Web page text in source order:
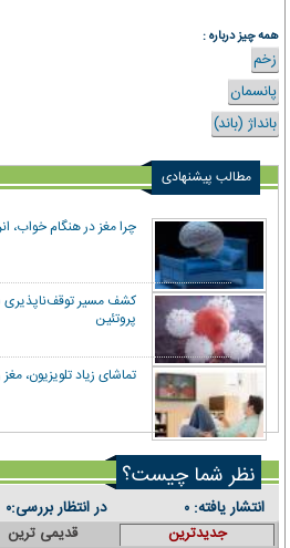
همه چیز درباره :
زخم
پانسمان
بانداژ (باند)
مطالب پیشنهادی
چرا مغز در هنگام خواب،
کشف مسیر
پروتئین
تماشای زیاد تلویزیون،
نظر شما چیست؟
انتشار یافته: ۰ در انتظار بررسی:۰
جدیدترین قدیمی ترین